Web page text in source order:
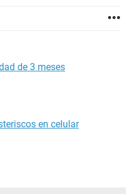
de 3 meses
en celular